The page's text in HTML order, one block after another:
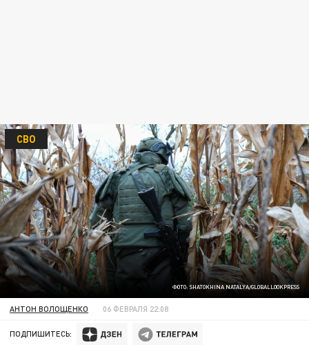
ФОТО: SHATOKHINA NATALYA/GLOBALLOOKPRESS
СВО
АНТОН ВОЛОЩЕНКО 06 ФЕВРАЛЯ 22:08
ПОДПИШИТЕСЬ: